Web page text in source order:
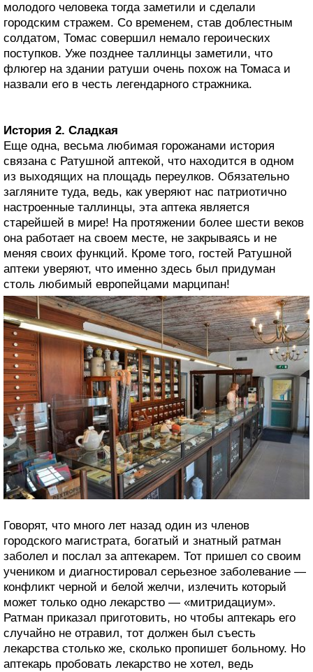
молодого человека тогда заметили и сделали
городским стражем. Со временем, став доблестным
солдатом, Томас совершил немало героических
поступков. Уже позднее таллинцы заметили, что
флюгер на здании ратуши очень похож на Томаса и
назвали его в честь легендарного стражника.
История 2. Сладкая
Еще одна, весьма любимая горожанами история
связана с Ратушной аптекой, что находится в одном
из выходящих на площадь переулков. Обязательно
загляните туда, ведь, как уверяют нас патриотично
настроенные таллинцы, эта аптека является
старейшей в мире! На протяжении более шести веков
она работает на своем месте, не закрываясь и не
меняя своих функций. Кроме того, гостей Ратушной
аптеки уверяют, что именно здесь был придуман
столь любимый европейцами марципан!
Говорят, что много лет назад один из членов
городского магистрата, богатый и знатный ратман
заболел и послал за аптекарем. Тот пришел со своим
учеником и диагностировал серьезное заболевание —
конфликт черной и белой желчи, излечить который
может только одно лекарство — «митридациум».
Ратман приказал приготовить, но чтобы аптекарь его
случайно не отравил, тот должен был съесть
лекарства столько же, сколько пропишет больному. Но
аптекарь пробовать лекарство не хотел, ведь